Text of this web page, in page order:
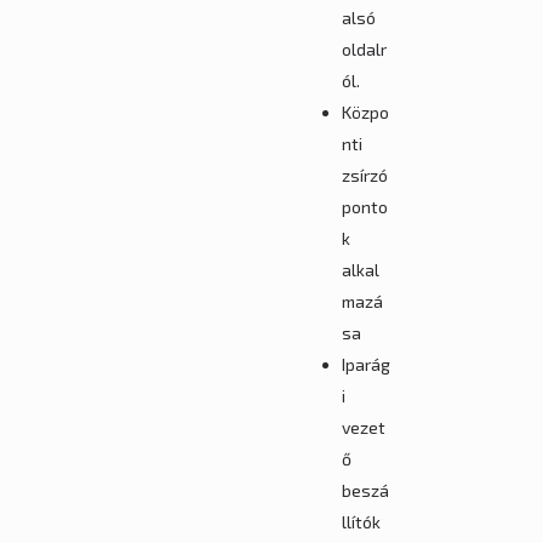
alsó
oldalr
ól.
Közpo
nti
zsírzó
ponto
k
alkal
mazá
sa
Iparág
i
vezet
ő
beszá
llítók